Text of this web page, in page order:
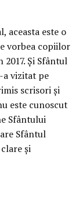
aceasta este o
vorbea copiilor
Și Sfântul
a vizitat pe
scrisori și
este cunoscut
Sfântului
Sfântul
și